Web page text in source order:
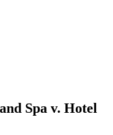
Spa v. Hotel